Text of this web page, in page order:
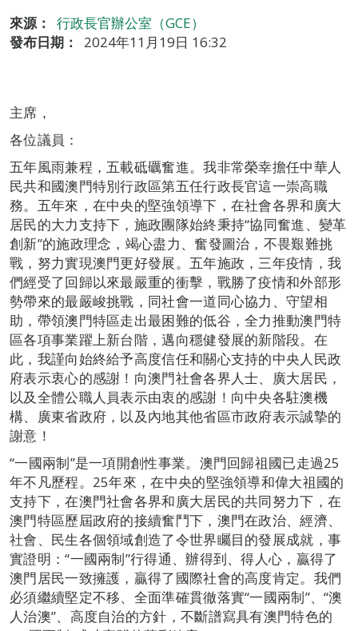
來源：
行政長官辦公室（GCE）
發布日期：
2024年11月19日 16:32
主席，
各位議員：
五年風雨兼程，五載砥礪奮進。我非常榮幸擔任中華人
民共和國澳門特別行政區第五任行政長官這一崇高職
務。五年來，在中央的堅強領導下，在社會各界和廣大
居民的大力支持下，施政團隊始終秉持“協同奮進、變革
創新”的施政理念，竭心盡力、奮發圖治，不畏艱難挑
戰，努力實現澳門更好發展。五年施政，三年疫情，我
們經受了回歸以來最嚴重的衝擊，戰勝了疫情和外部形
勢帶來的最嚴峻挑戰，同社會一道同心協力、守望相
助，帶領澳門特區走出最困難的低谷，全力推動澳門特
區各項事業躍上新台階，邁向穩健發展的新階段。在
此，我謹向始終給予高度信任和關心支持的中央人民政
府表示衷心的感謝！向澳門社會各界人士、廣大居民，
以及全體公職人員表示由衷的感謝！向中央各駐澳機
構、廣東省政府，以及內地其他省區市政府表示誠摯的
謝意！
“一國兩制”是一項開創性事業。澳門回歸祖國已走過25
年不凡歷程。25年來，在中央的堅強領導和偉大祖國的
支持下，在澳門社會各界和廣大居民的共同努力下，在
澳門特區歷屆政府的接續奮鬥下，澳門在政治、經濟、
社會、民生各個領域創造了令世界矚目的發展成就，事
實證明：“一國兩制”行得通、辦得到、得人心，贏得了
澳門居民一致擁護，贏得了國際社會的高度肯定。我們
必須繼續堅定不移、全面準確貫徹落實“一國兩制”、“澳
人治澳”、高度自治的方針，不斷譜寫具有澳門特色的